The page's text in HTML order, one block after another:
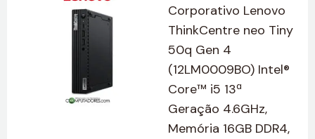
Corporativo Lenovo
ThinkCentre neo Tiny
50q Gen 4
(12LM0009BO) Intel®
Core™ i5 13ª
Geração 4.6GHz,
Memória 16GB DDR4,